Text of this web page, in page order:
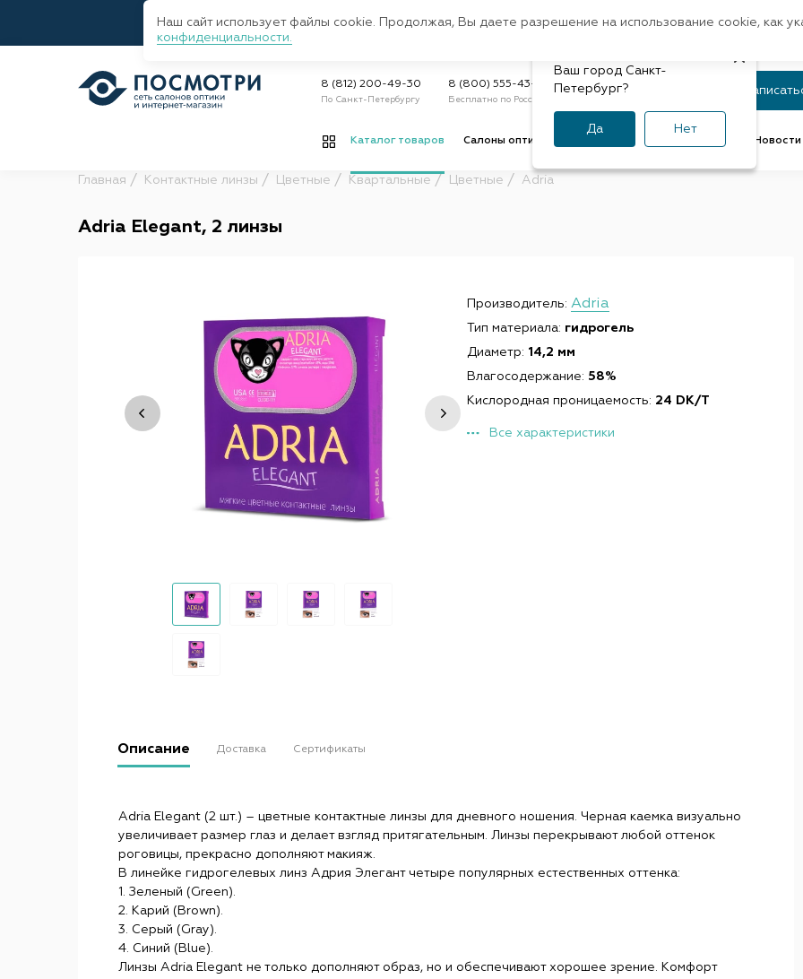
Регион:Санкт-Петербург Быстрая
8 (812) 200-49-30
По Санкт-Петербургу
8 (800) 555-43-47
Бесплатно по России
Статус заказа
Каталог товаров Салоны оптики Новости
Главная Контактные линзы Цветные Квартальные Цветные Adria
Adria Elegant, 2 линзы
Производитель: Adria
Тип материала: гидрогель
Диаметр: 14,2 мм
Влагосодержание: 58%
Кислородная проницаемость: 24 DK/T
Все характеристики
Описание Доставка Сертификаты
Adria Elegant (2 шт.) – цветные контактные линзы для дневного ношения. Черная каемка визуально
увеличивает размер глаз и делает взгляд притягательным. Линзы перекрывают любой оттенок
роговицы, прекрасно дополняют макияж.
В линейке гидрогелевых линз Адрия Элегант четыре популярных естественных оттенка:
1. Зеленый (Green).
2. Карий (Brown).
3. Серый (Gray).
4. Синий (Blue).
Линзы Adria Elegant не только дополняют образ, но и обеспечивают хорошее зрение. Комфорт
Ваш город Санкт-
Петербург?
Да Нет
Наш сайт использует файлы cookie. Продолжая, Вы даете разрешение на использование cookie, как
конфиденциальности.